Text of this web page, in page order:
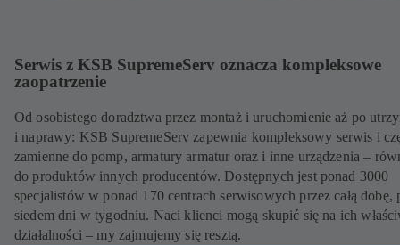
Serwis z KSB SupremeServ oznacza kompleksowe
zaopatrzenie
Od osobistego doradztwa przez montaż i uruchomienie aż po
i naprawy: KSB SupremeServ zapewnia kompleksowy serwis i
zamienne do pomp, armatury armatur oraz i inne urządzenia –
do produktów innych producentów. Dostępnych jest ponad 3000
specjalistów w ponad 170 centrach serwisowych przez całą dobę,
siedem dni w tygodniu. Naci klienci mogą skupić się na ich
działalności – my zajmujemy się resztą.